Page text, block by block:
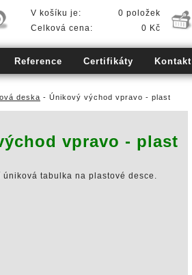
Reference Certifikáty
Kontakt
deska - Únikový východ vpravo - plast
vpravo - plast
úniková tabulka na plastové desce.
V košíku je:
0 položek
Celková cena:
0 Kč